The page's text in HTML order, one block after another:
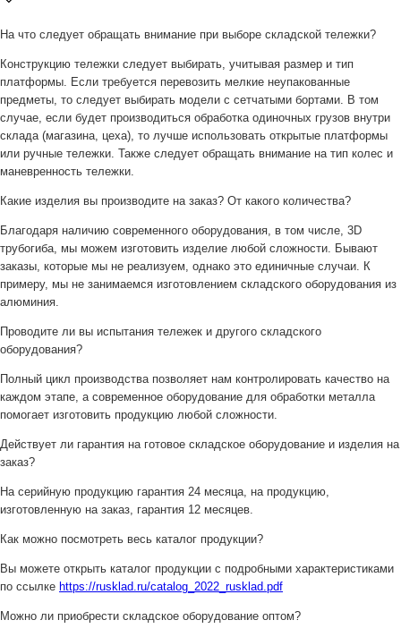
На что следует обращать внимание при выборе складской тележки?
Конструкцию тележки следует выбирать, учитывая размер и тип
платформы. Если требуется перевозить мелкие неупакованные
предметы, то следует выбирать модели с сетчатыми бортами. В том
случае, если будет производиться обработка одиночных грузов внутри
склада (магазина, цеха), то лучше использовать открытые платформы
или ручные тележки. Также следует обращать внимание на тип колес и
маневренность тележки.
Какие изделия вы производите на заказ? От какого количества?
Благодаря наличию современного оборудования, в том числе, 3D
трубогиба, мы можем изготовить изделие любой сложности. Бывают
заказы, которые мы не реализуем, однако это единичные случаи. К
примеру, мы не занимаемся изготовлением складского оборудования из
алюминия.
Проводите ли вы испытания тележек и другого складского
оборудования?
Полный цикл производства позволяет нам контролировать качество на
каждом этапе, а современное оборудование для обработки металла
помогает изготовить продукцию любой сложности.
Действует ли гарантия на готовое складское оборудование и изделия на
заказ?
На серийную продукцию гарантия 24 месяца, на продукцию,
изготовленную на заказ, гарантия 12 месяцев.
Как можно посмотреть весь каталог продукции?
Вы можете открыть каталог продукции с подробными характеристиками
по ссылке https://rusklad.ru/catalog_2022_rusklad.pdf
Можно ли приобрести складское оборудование оптом?